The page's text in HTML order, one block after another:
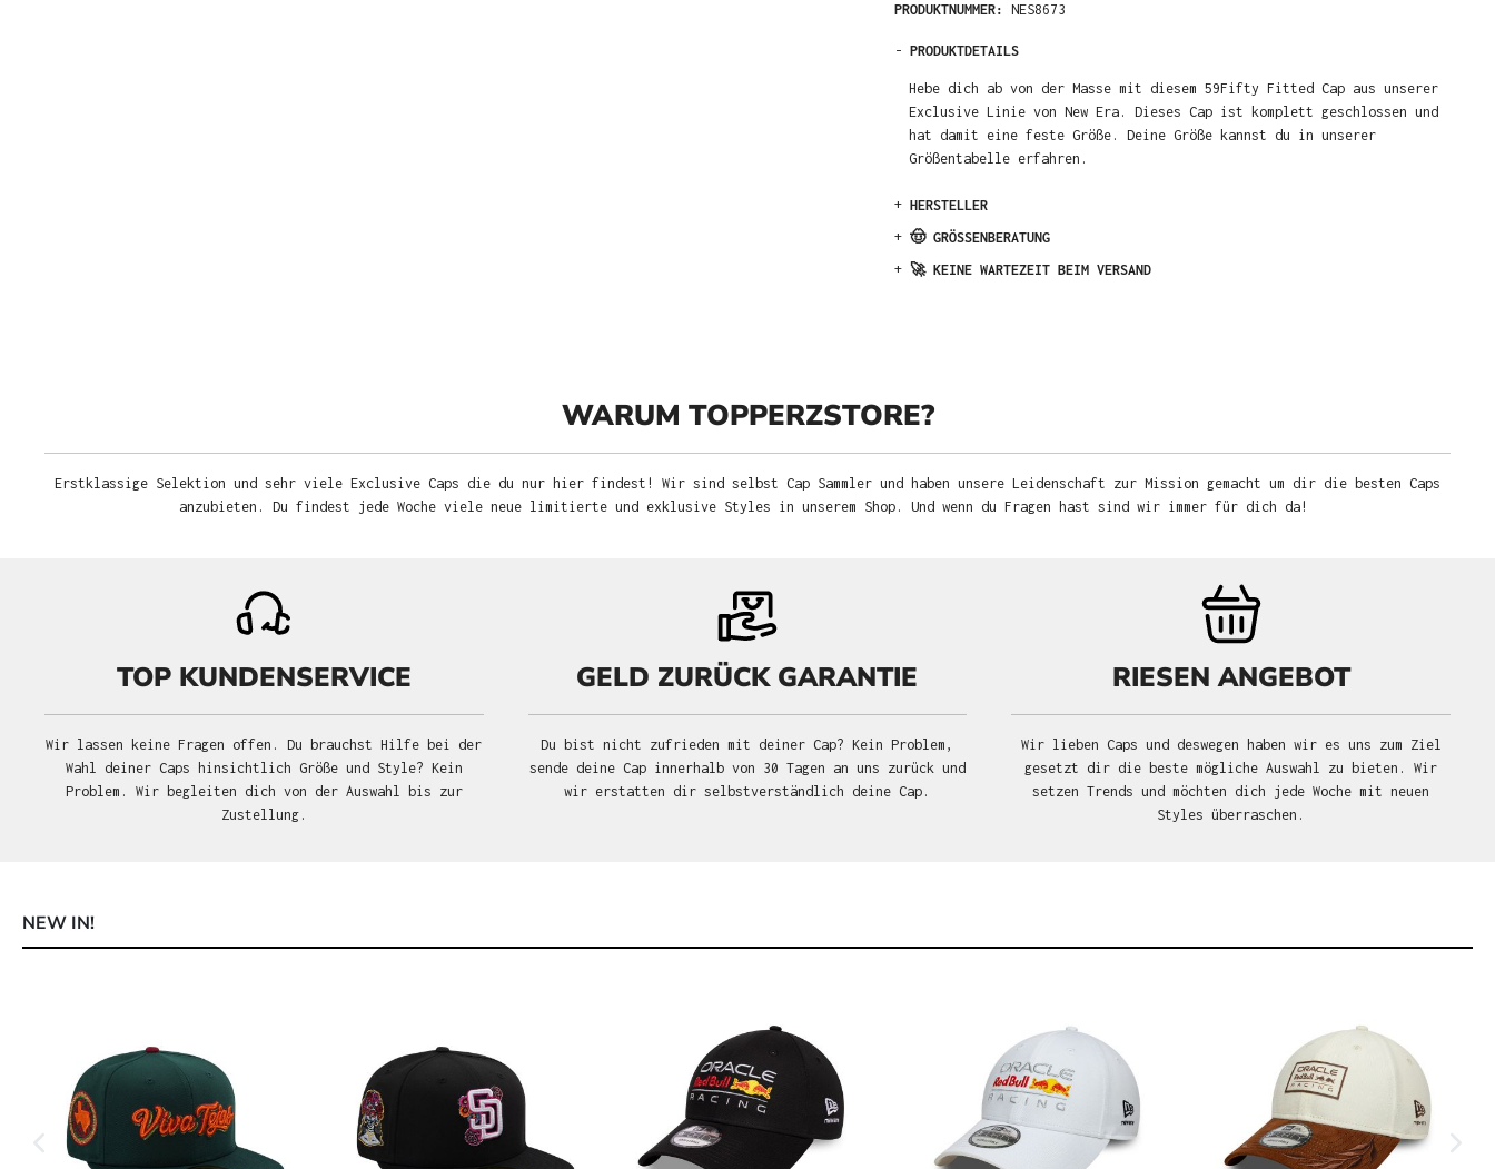
PRODUKTNUMMER: NES8673
- PRODUKTDETAILS
Hebe dich ab von der Masse mit diesem 59Fifty Fitted Cap aus unserer
Exclusive Linie von New Era. Dieses Cap ist komplett geschlossen und
hat damit eine feste Größe. Deine Größe kannst du in unserer
Größentabelle erfahren.
+ HERSTELLER
+ 🤠 GRÖSSENBERATUNG
+ 🚀 KEINE WARTEZEIT BEIM VERSAND
WARUM TOPPERZSTORE?
Erstklassige Selektion und sehr viele Exclusive Caps die du nur hier findest! Wir sind selbst Cap Sammler und haben unsere Leidenschaft zur Mission gemacht um dir die besten Caps
anzubieten. Du findest jede Woche viele neue limitierte und exklusive Styles in unserem Shop. Und wenn du Fragen hast sind wir immer für dich da!
TOP KUNDENSERVICE
Wir lassen keine Fragen offen. Du brauchst Hilfe bei der
Wahl deiner Caps hinsichtlich Größe und Style? Kein
Problem. Wir begleiten dich von der Auswahl bis zur
Zustellung.
GELD ZURÜCK GARANTIE
Du bist nicht zufrieden mit deiner Cap? Kein Problem,
sende deine Cap innerhalb von 30 Tagen an uns zurück und
wir erstatten dir selbstverständlich deine Cap.
RIESEN ANGEBOT
Wir lieben Caps und deswegen haben wir es uns zum Ziel
gesetzt dir die beste mögliche Auswahl zu bieten. Wir
setzen Trends und möchten dich jede Woche mit neuen
Styles überraschen.
NEW IN!